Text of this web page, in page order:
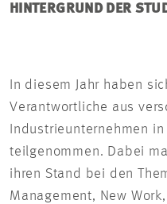
HINTERGRUND DER
In diesem Jahr haben
Verantwortliche aus
Industrieunternehmen
teilgenommen. Dabei
ihren Stand bei den
Management, New